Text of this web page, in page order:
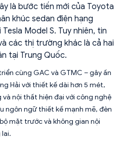
là bước tiến mới của Toyota
khúc sedan điện hạng
Model S. Tuy nhiên, tin
các thị trường khác là cả hai
tại Trung Quốc.
cùng GAC và GTMC – gây ấn
Hải với thiết kế dài hơn 5 mét,
nội thất hiện đại với công nghệ
ngôn ngữ thiết kế mạnh mẽ, đèn
mặt trước và không gian nội